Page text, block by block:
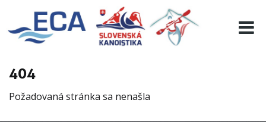
404
Požadovaná stránka sa nenašla
EURO 19
INFO
RESULTS